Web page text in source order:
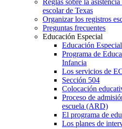
escolar de Texas
Organizar los registros
Preguntas frecuentes
Educación Especial
Educación
Programa de
Infancia
Los servicios de
Sección 504
Colocación
Proceso de
escuela (ARD)
El programa de
Los planes de